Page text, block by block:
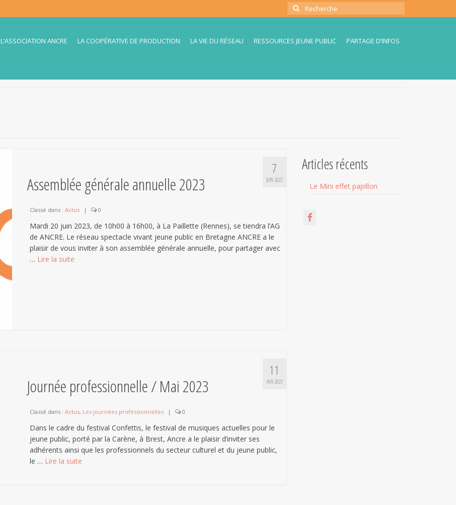
Rechercher
:
L’ASSOCIATION ANCRE LA COOPÉRATIVE DE PRODUCTION LA VIE DU RÉSEAU RESSOURCES JEUNE PUBLIC PARTAGE D’INFOS
7
JUIN 2023
Assemblée générale annuelle 2023
Classé dans :Actus | 0
Mardi 20 juin 2023, de 10h00 à 16h00, à La Paillette (Rennes), se tiendra l’AG
de ANCRE. Le réseau spectacle vivant jeune public en Bretagne ANCRE a le
plaisir de vous inviter à son assemblée générale annuelle, pour partager avec
… Lire la suite­­
11
AVR 2023
Journée professionnelle / Mai 2023
Classé dans :Actus, Les journées professionnelles | 0
Dans le cadre du festival Confettis, le festival de musiques actuelles pour le
jeune public, porté par la Carène, à Brest, Ancre a le plaisir d’inviter ses
adhérents ainsi que les professionnels du secteur culturel et du jeune public,
le … Lire la suite­­
Articles récents
Le Mini effet papillon